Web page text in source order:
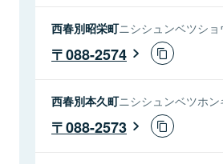
西春別昭栄町ニシシュンベツショ
088-2574
西春別本久町ニシシュンベツホン
088-2573